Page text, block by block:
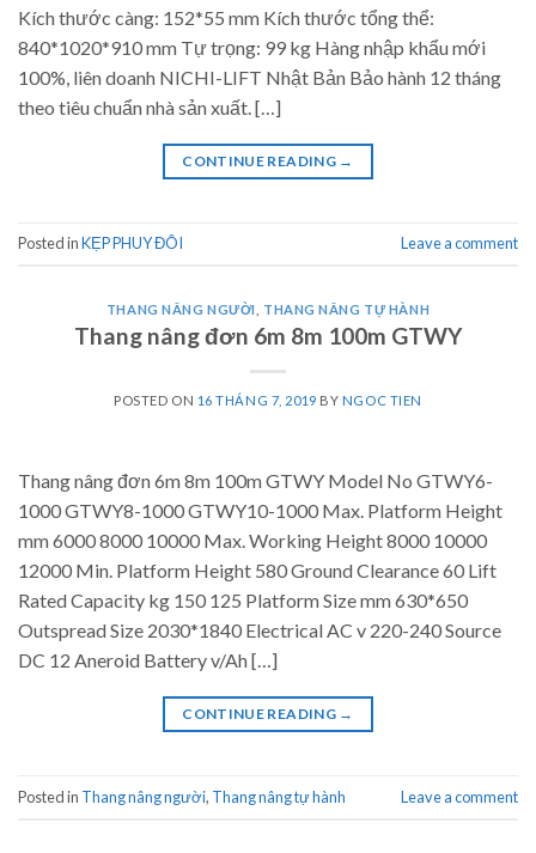
Kích thước càng: 152*55 mm Kích thước tổng thể:
840*1020*910 mm Tự trọng: 99 kg Hàng nhập khẩu mới
100%, liên doanh NICHI-LIFT Nhật Bản Bảo hành 12 tháng
theo tiêu chuẩn nhà sản xuất. […]
CONTINUE READING →
Posted inKẸP PHUY ĐÔI Leave a comment
THANG NÂNG NGƯỜI THANG NÂNG TỰ HÀNH
Thang nâng đơn 6m 8m 100m GTWY
POSTED ON 16 THÁNG 7, 2019 BY NGOC TIEN
Thang nâng đơn 6m 8m 100m GTWY Model No GTWY6-
1000 GTWY8-1000 GTWY10-1000 Max. Platform Height
mm 6000 8000 10000 Max. Working Height 8000 10000
12000 Min. Platform Height 580 Ground Clearance 60 Lift
Rated Capacity kg 150 125 Platform Size mm 630*650
Outspread Size 2030*1840 Electrical AC v 220-240 Source
DC 12 Aneroid Battery v/Ah […]
CONTINUE READING →
Posted in Thang nâng người, Thang nâng tự hành Leave a comment